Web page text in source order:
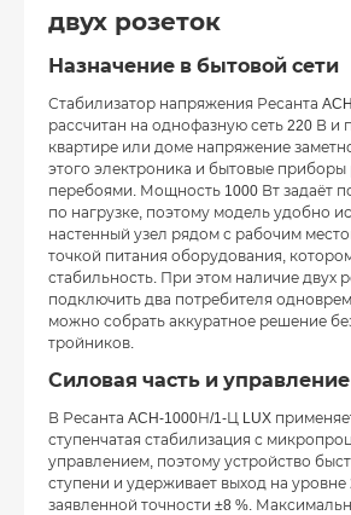
двух розеток
Назначение в бытовой сети
Стабилизатор напряжения Ресанта
рассчитан на однофазную сеть 220 В и
квартире или доме напряжение
этого электроника и бытовые приборы
перебоями. Мощность 1000 Вт задаёт
по нагрузке, поэтому модель удобно
настенный узел рядом с рабочим
точкой питания оборудования,
стабильность. При этом наличие двух
подключить два потребителя
можно собрать аккуратное решение
тройников.
Силовая часть и управление
В Ресанта ACH-1000Н/1-Ц LUX
ступенчатая стабилизация с
управлением, поэтому устройство
ступени и удерживает выход на уровне
заявленной точности ±8 %.